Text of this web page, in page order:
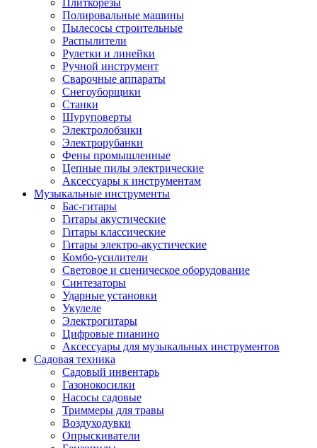
Плиткорезы
Полировальные машины
Пылесосы строительные
Распылители
Рулетки и линейки
Ручной инструмент
Сварочные аппараты
Снегоуборщики
Станки
Шуруповерты
Электролобзики
Электрорубанки
Фены промышленные
Цепные пилы электрические
Аксессуары к инструментам
Музыкальные инструменты
Бас-гитары
Гитары акустические
Гитары классические
Гитары электро-акустические
Комбо-усилители
Световое и сценическое оборудование
Синтезаторы
Ударные установки
Укулеле
Электрогитары
Цифровые пианино
Аксессуары для музыкальных инструментов
Садовая техника
Садовый инвентарь
Газонокосилки
Насосы садовые
Триммеры для травы
Воздуходувки
Опрыскиватели